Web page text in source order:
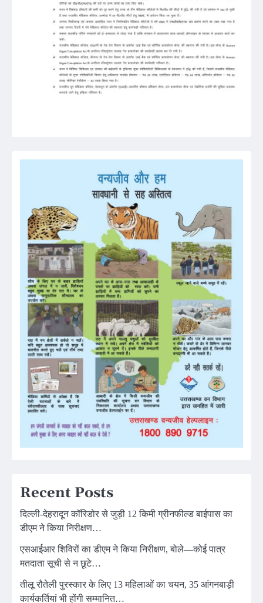
Recent Posts
दिल्ली-देहरादून कॉरिडोर से जुड़ी 12 किमी ग्रीनफील्ड बाईपास का
डीएम ने किया निरीक्षण…
एसआईआर शिविरों का डीएम ने किया निरीक्षण, बोले—कोई पात्र
मतदाता सूची से न छूटे…
तीलू रौतेली पुरस्कार के लिए 13 महिलाओं का चयन, 35 आंगनबाड़ी
कार्यकर्तियां भी होंगी सम्मानित…